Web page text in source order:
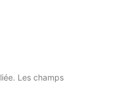
Les champs